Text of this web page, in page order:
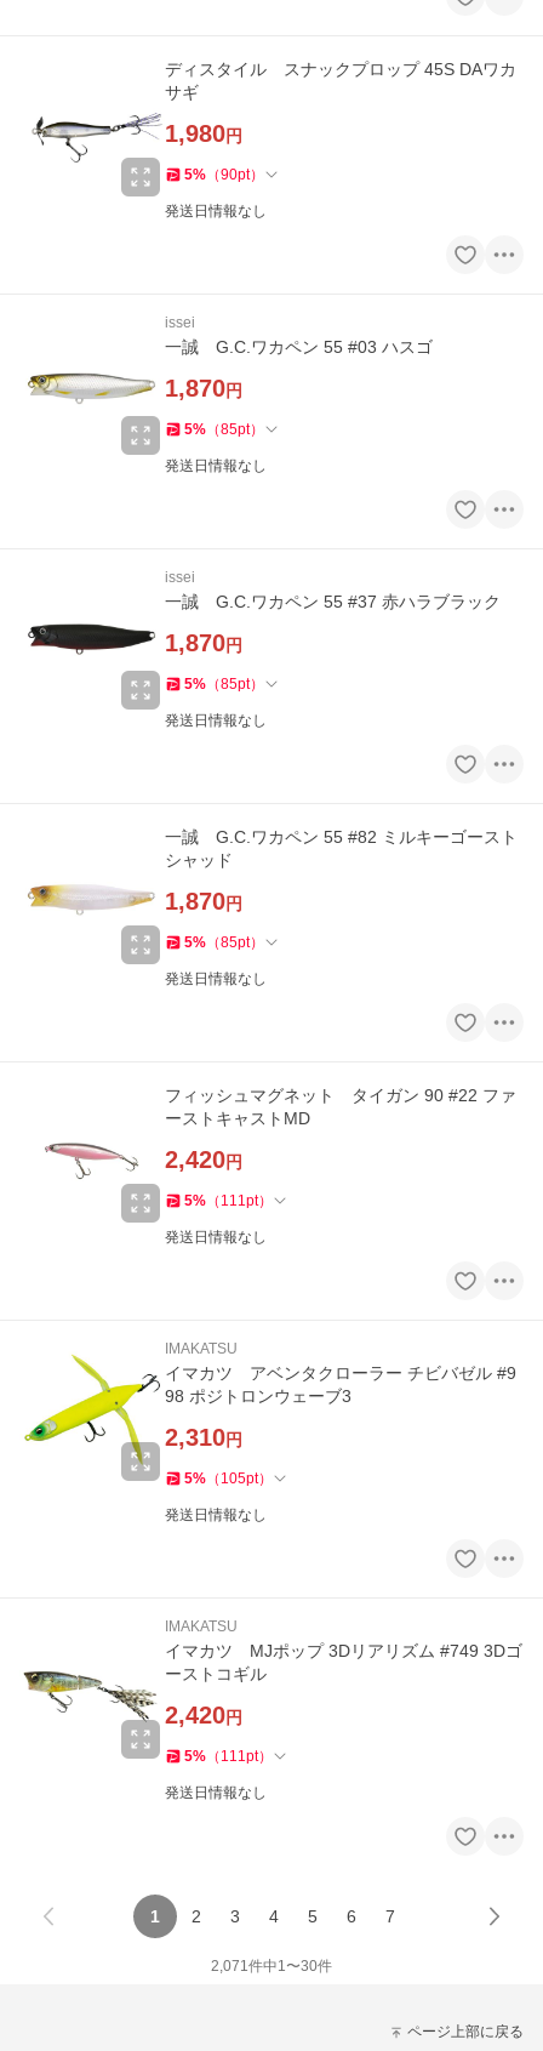
ディスタイル スナックプロップ 45S DAワカ
サギ
1,980円
5% （90pt）
発送日情報なし
issei
一誠 G.C.ワカペン 55 #03 ハスゴ
1,870円
5% （85pt）
発送日情報なし
issei
一誠 G.C.ワカペン 55 #37 赤ハラブラック
1,870円
5% （85pt）
発送日情報なし
一誠 G.C.ワカペン 55 #82 ミルキーゴースト
シャッド
1,870円
5% （85pt）
発送日情報なし
フィッシュマグネット タイガン 90 #22 ファ
ーストキャストMD
2,420円
5% （ 111pt）
発送日情報なし
IMAKATSU
イマカツ アベンタクローラー チビバゼル #9
98 ポジトロンウェーブ3
2,310円
5% （ 105pt）
発送日情報なし
IMAKATSU
イマカツ MJポップ 3Dリアリズム #749 3Dゴ
ーストコギル
2,420円
5% （ 111pt）
発送日情報なし
1 2 3 4 5 6 7
2,071件中1〜30件
ページ上部に戻る